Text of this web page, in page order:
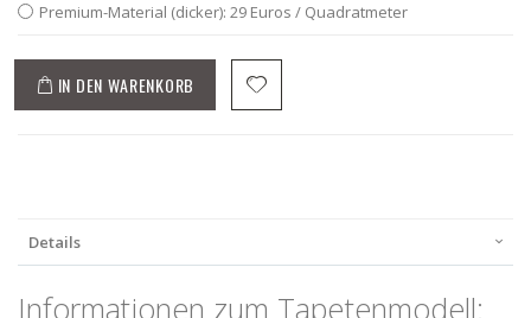
Premium-Material (dicker): 29 Euros / Quadratmeter
IN DEN WARENKORB
Details
Informationen zum Tapetenmodell: